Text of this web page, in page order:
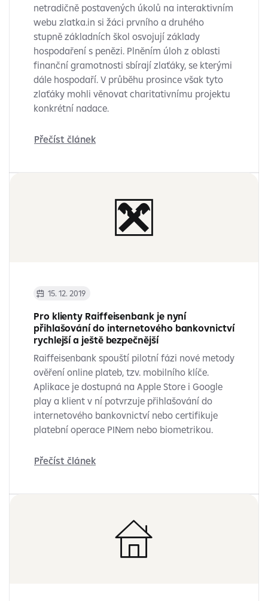
netradičně postavených úkolů na interaktivním
webu zlatka.in si žáci prvního a druhého
stupně základních škol osvojují základy
hospodaření s penězi. Plněním úloh z oblasti
finanční gramotnosti sbírají zlaťáky, se kterými
dále hospodaří. V průběhu prosince však tyto
zlaťáky mohli věnovat charitativnímu projektu
konkrétní nadace.
Přečíst článek
15. 12. 2019
Pro klienty Raiffeisenbank je nyní
přihlašování do internetového bankovnictví
rychlejší a ještě bezpečnější
Raiffeisenbank spouští pilotní fázi nové metody
ověření online plateb, tzv. mobilního klíče.
Aplikace je dostupná na Apple Store i Google
play a klient v ní potvrzuje přihlašování do
internetového bankovnictví nebo certifikuje
platební operace PINem nebo biometrikou.
Přečíst článek